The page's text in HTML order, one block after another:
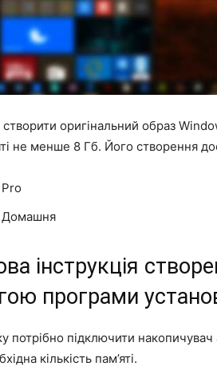
оригінальний образ
не менше 8 Гб. Його створення
Домашня
інструкція
програми
потрібно підключити
кількість пам’яті.